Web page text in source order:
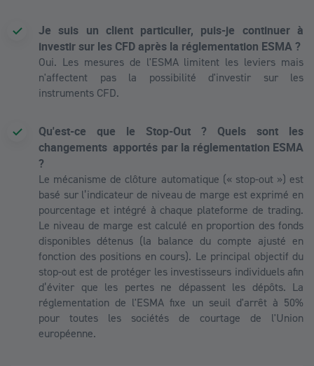
Je suis un client particulier, puis-je continuer à
investir sur les CFD après la réglementation ESMA ?
Oui. Les mesures de l'ESMA limitent les leviers mais
n'affectent pas la possibilité d'investir sur les
instruments CFD.
Qu'est-ce que le Stop-Out ? Quels sont les
changements apportés par la réglementation ESMA
?
Le mécanisme de clôture automatique (« stop-out ») est
basé sur l’indicateur de niveau de marge est exprimé en
pourcentage et intégré à chaque plateforme de trading.
Le niveau de marge est calculé en proportion des fonds
disponibles détenus (la balance du compte ajusté en
fonction des positions en cours). Le principal objectif du
stop-out est de protéger les investisseurs individuels afin
d’éviter que les pertes ne dépassent les dépôts. La
réglementation de l'ESMA fixe un seuil d'arrêt à 50%
pour toutes les sociétés de courtage de l'Union
européenne.